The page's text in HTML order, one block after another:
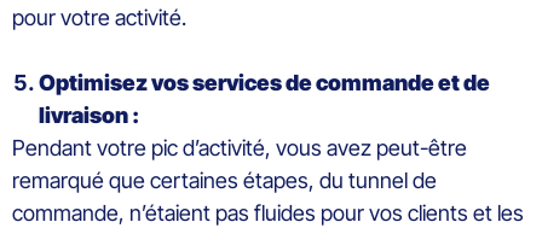
pour votre activité.
Optimisez vos services de commande et de
livraison :
Pendant votre pic d’activité, vous avez peut-être
remarqué que certaines étapes, du tunnel de
commande, n’étaient pas fluides pour vos clients et les